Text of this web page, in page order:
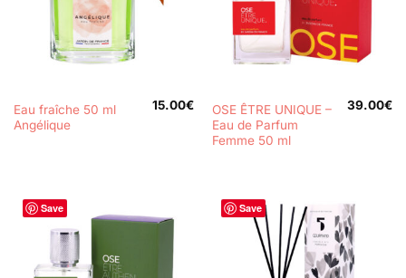
Eau fraîche 50 ml
Angélique
15.00€
OSE ÊTRE UNIQUE –
Eau de Parfum
Femme 50 ml
39.00€
Save Save